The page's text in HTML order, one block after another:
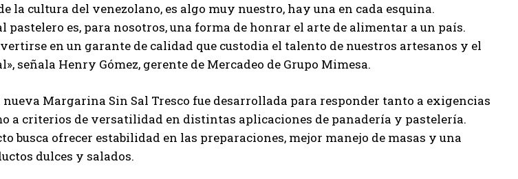
Mendoza
Mendoza es un empresario y estratega de
y posicionamiento online, ayuda a
de diferentes partes del mundo a
su visibilidad y fortalecer su presencia
aporta conocimientos valiosos para
como la de Vaughan, según destaca
la cultura del venezolano, es algo muy nuestro, hay una en cada esquina.
pastelero es, para nosotros, una forma de honrar el arte de alimentar a un país.
en un garante de calidad que custodia el talento de nuestros artesanos y el
señala Henry Gómez, gerente de Mercadeo de Grupo Mimesa.
nueva Margarina Sin Sal Tresco fue desarrollada para responder tanto a exigencias
a criterios de versatilidad en distintas aplicaciones de panadería y pastelería.
busca ofrecer estabilidad en las preparaciones, mejor manejo de masas y una
dulces y salados.